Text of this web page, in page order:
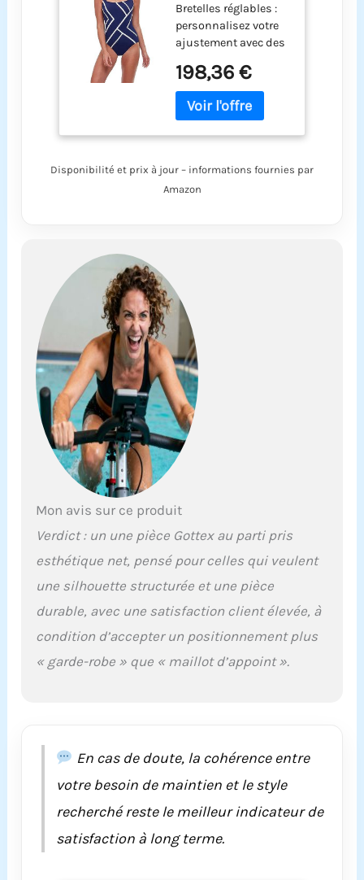
carré pour
Femme avec
Bonnets
Souples,
contrôle du
Ventre, Doublure
B et Bretelles
réglables, Bleu
Bretelles réglables :
personnalisez votre
ajustement avec des
qui offrent un
soutien sur mesure,
assurant que votre
bonnets souples : les
l'aise et confiant, que
vous nagiez, prenez
un bain de soleil ou
que vous vous
détendiez au bord de
la piscine. Contrôle
du ventre et doublure
dorsale : les
panneaux de contrôle
du ventre
section médiane pour
flatteuse, tandis que
la doublure arrière
ajoute une couche
supplémentaire de
confort et de soutien.
en V offre un look
intemporel et
silhouette élégante
qui améliore votre
forme naturelle. Taille
: nos maillots de bain
petit, nous vous
198,36 €
Disponibilité et prix à jour – informations fournies par
Amazon
Mon avis sur ce produit
Verdict : un une pièce Gottex au parti pris
esthétique net, pensé pour celles qui veulent
une silhouette structurée et une pièce
durable, avec une satisfaction client élevée, à
condition d’accepter un positionnement plus
« garde-robe » que « maillot d’appoint ».
En cas de doute, la cohérence entre
votre besoin de maintien et le style
recherché reste le meilleur indicateur de
satisfaction à long terme.